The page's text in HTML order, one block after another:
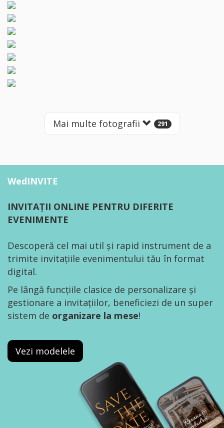
Mai multe fotografii 291
WedINVITE
INVITAȚII ONLINE PENTRU DIFERITE
EVENIMENTE
Descoperă cel mai util și rapid instrument de a
trimite invitațiile evenimentului tău în format
digital.
Pe lângă funcțiile clasice de personalizare și
gestionare a invitațiilor, beneficiezi de un super
sistem de organizare la mese!
Vezi modelele